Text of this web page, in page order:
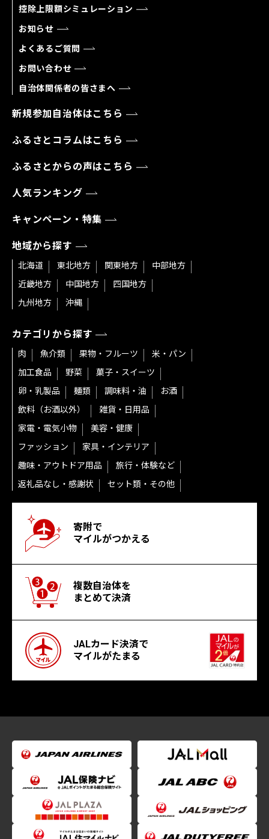
控除上限額シミュレーション
お知らせ
よくあるご質問
お問い合わせ
自治体関係者の皆さまへ
新規参加自治体はこちら
ふるさとコラムはこちら
ふるさとからの声はこちら
人気ランキング
キャンペーン・特集
地域から探す
北海道 東北地方 関東地方
中部地方
近畿地方
中国地方
四国地方
九州地方
沖縄
カテゴリから探す
肉 魚介類 果物・フルーツ
米・パン
加工食品
野菜
菓子・スイーツ
卵・乳製品
麺類 調味料・油
お酒
飲料（お酒以外）
雑貨・日用品
家電・電気小物
美容・健康
ファッション
家具・インテリア
趣味・アウトドア用品
旅行・体験など
返礼品なし・感謝状
セット類・その他
寄附で
マイルがつかえる
複数自治体を
まとめて決済
JALカード決済で
マイルがたまる